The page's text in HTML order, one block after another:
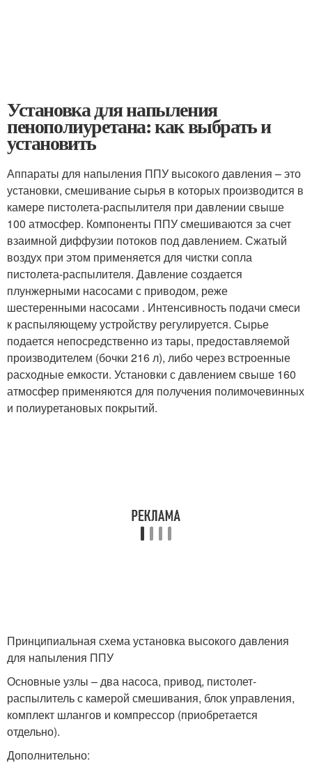
Установка для напыления
пенополиуретана: как выбрать и
установить
Аппараты для напыления ППУ высокого давления – это
установки, смешивание сырья в которых производится в
камере пистолета-распылителя при давлении свыше
100 атмосфер. Компоненты ППУ смешиваются за счет
взаимной диффузии потоков под давлением. Сжатый
воздух при этом применяется для чистки сопла
пистолета-распылителя. Давление создается
плунжерными насосами с приводом, реже
шестеренными насосами . Интенсивность подачи смеси
к распыляющему устройству регулируется. Сырье
подается непосредственно из тары, предоставляемой
производителем (бочки 216 л), либо через встроенные
расходные емкости. Установки с давлением свыше 160
атмосфер применяются для получения полимочевинных
и полиуретановых покрытий.
Принципиальная схема установка высокого давления
для напыления ППУ
Основные узлы – два насоса, привод, пистолет-
распылитель с камерой смешивания, блок управления,
комплект шлангов и компрессор (приобретается
отдельно).
Дополнительно: